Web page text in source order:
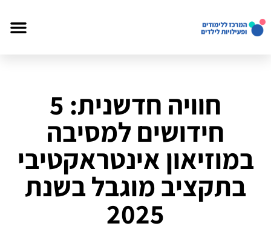
חוויה חדשנית: 5
חידושים למסיבה
במוזיאון אינטראקטיבי
בתקציב מוגבל בשנת
2025